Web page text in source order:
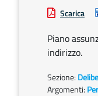
Scarica
Piano
indirizzo.
Sezione:
Argomenti: